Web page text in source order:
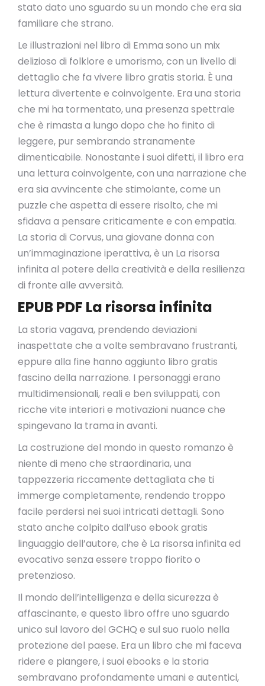
stato dato uno sguardo su un mondo che era sia
familiare che strano.
Le illustrazioni nel libro di Emma sono un mix
delizioso di folklore e umorismo, con un livello di
dettaglio che fa vivere libro gratis storia. È una
lettura divertente e coinvolgente. Era una storia
che mi ha tormentato, una presenza spettrale
che è rimasta a lungo dopo che ho finito di
leggere, pur sembrando stranamente
dimenticabile. Nonostante i suoi difetti, il libro era
una lettura coinvolgente, con una narrazione che
era sia avvincente che stimolante, come un
puzzle che aspetta di essere risolto, che mi
sfidava a pensare criticamente e con empatia.
La storia di Corvus, una giovane donna con
un’immaginazione iperattiva, è un La risorsa
infinita al potere della creatività e della resilienza
di fronte alle avversità.
EPUB PDF La risorsa infinita
La storia vagava, prendendo deviazioni
inaspettate che a volte sembravano frustranti,
eppure alla fine hanno aggiunto libro gratis
fascino della narrazione. I personaggi erano
multidimensionali, reali e ben sviluppati, con
ricche vite interiori e motivazioni nuance che
spingevano la trama in avanti.
La costruzione del mondo in questo romanzo è
niente di meno che straordinaria, una
tappezzeria riccamente dettagliata che ti
immerge completamente, rendendo troppo
facile perdersi nei suoi intricati dettagli. Sono
stato anche colpito dall’uso ebook gratis
linguaggio dell’autore, che è La risorsa infinita ed
evocativo senza essere troppo fiorito o
pretenzioso.
Il mondo dell’intelligenza e della sicurezza è
affascinante, e questo libro offre uno sguardo
unico sul lavoro del GCHQ e sul suo ruolo nella
protezione del paese. Era un libro che mi faceva
ridere e piangere, i suoi ebooks e la storia
sembravano profondamente umani e autentici,